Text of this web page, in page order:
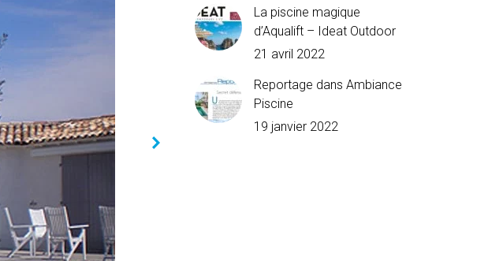
La piscine magique
d’Aqualift – Ideat Outdoor
21 avril 2022
Reportage dans Ambiance
Piscine
19 janvier 2022